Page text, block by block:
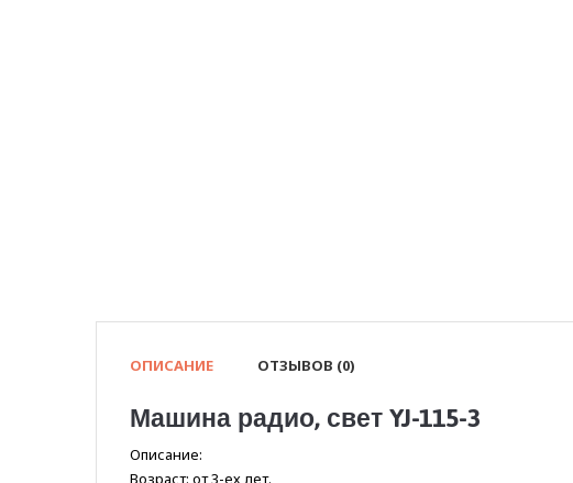
ОПИСАНИЕ ОТЗЫВОВ (0)
Машина радио, свет YJ-115-3
Описание:
Возраст: от 3-ех лет.